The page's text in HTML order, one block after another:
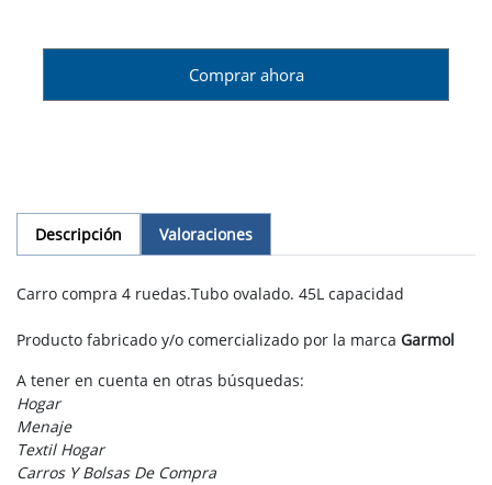
Comprar ahora
Descripción Valoraciones
Carro compra 4 ruedas.Tubo ovalado. 45L capacidad
Producto fabricado y/o comercializado por la marca Garmol
A tener en cuenta en otras búsquedas:
Hogar
Menaje
Textil Hogar
Carros Y Bolsas De Compra